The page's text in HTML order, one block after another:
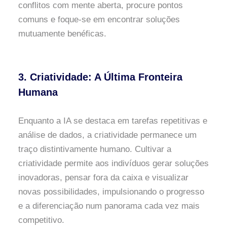
conflitos com mente aberta, procure pontos
comuns e foque-se em encontrar soluções
mutuamente benéficas.
3. Criatividade: A Última Fronteira
Humana
Enquanto a IA se destaca em tarefas repetitivas e
análise de dados, a criatividade permanece um
traço distintivamente humano. Cultivar a
criatividade permite aos indivíduos gerar soluções
inovadoras, pensar fora da caixa e visualizar
novas possibilidades, impulsionando o progresso
e a diferenciação num panorama cada vez mais
competitivo.